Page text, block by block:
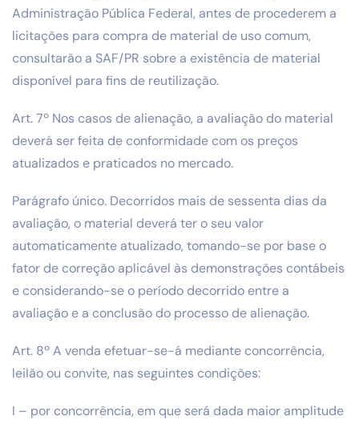
Administração Pública Federal, antes de procederem a
licitações para compra de material de uso comum,
consultarão a SAF/PR sobre a existência de material
disponível para fins de reutilização.
Art. 7º Nos casos de alienação, a avaliação do material
deverá ser feita de conformidade com os preços
atualizados e praticados no mercado.
Parágrafo único. Decorridos mais de sessenta dias da
avaliação, o material deverá ter o seu valor
automaticamente atualizado, tomando-se por base o
fator de correção aplicável às demonstrações contábeis
e considerando-se o período decorrido entre a
avaliação e a conclusão do processo de alienação.
Art. 8º A venda efetuar-se-á mediante concorrência,
leilão ou convite, nas seguintes condições:
I – por concorrência, em que será dada maior amplitude